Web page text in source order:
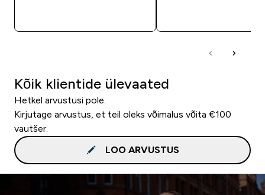
Kõik klientide ülevaated
Hetkel arvustusi pole.
Kirjutage arvustus, et teil oleks võimalus võita €100
vautšer.
LOO ARVUSTUS